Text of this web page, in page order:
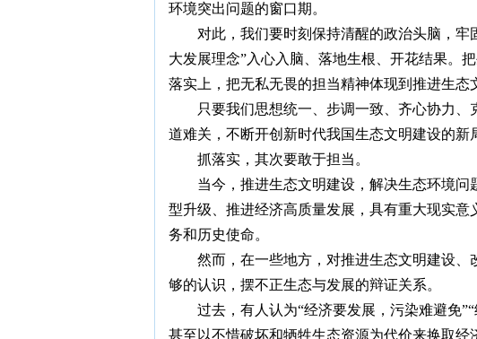
环境突出问题的窗口期。
对此，我们要时刻保持清醒的政治头脑，牢
大发展理念”入心入脑、落地生根、开花结果。
落实上，把无私无畏的担当精神体现到推进生态
只要我们思想统一、步调一致、齐心协力
道难关，不断开创新时代我国生态文明建设的新
抓落实，其次要敢于担当。
当今，推进生态文明建设，解决生态环境
型升级、推进经济高质量发展，具有重大现实
务和历史使命。
然而，在一些地方，对推进生态文明建设
够的认识，摆不正生态与发展的辩证关系。
过去，有人认为“经济要发展，污染难避免
甚至以不惜破坏和牺牲生态资源为代价来换取经